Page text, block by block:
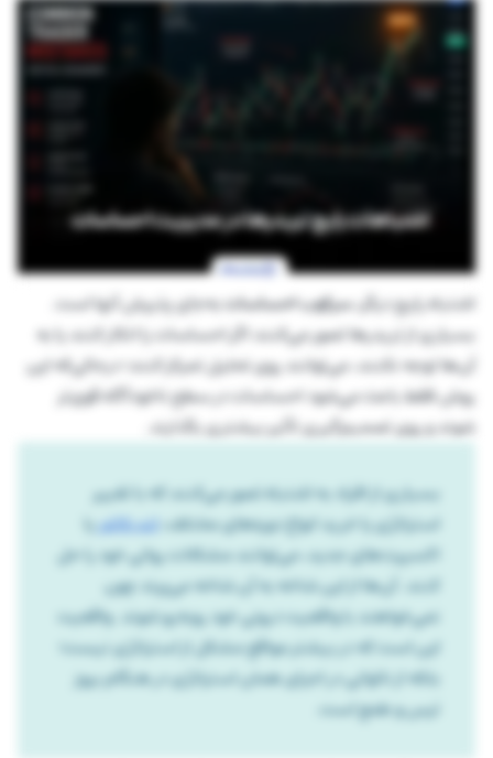
اشتباه رایج دیگر،سرکوب احساساتبه‌جای پذیرش آ‌نها است.
بسیاری از تریدرها تصور می‌کنند اگر احساسات را انکار کنند یا به
آن‌ها توجه نکنند، می‌توانند روی تحلیل تمرکز کنند؛ درحالی‌که این
روش فقط باعث می‌شود احساسات در سطح ناخودآگاه قوی‌تر
شوند و روی تصمیم‌گیری تأثیر بیشتری بگذارند.
بسیاری از افراد به اشتباه تصور می‌کنند که با تغییر
استراتژی یا خرید انواع دوره‌های مختلف،اندیکاتوریا
اکسپرت‌های جدید، می‌توانند مشکلات روانی خود را حل
کنند. آن‌ها از این شاخه به آن شاخه می‌پرند چون
نمی‌خواهند با واقعیت درونی خود روبه‌رو شوند. واقعیت
این است که در بیشتر مواقع مشکل از استراتژی نیست؛
بلکه از ناتوانی در اجرای همان استراتژی در هنگام بروز
ترس و طمع است.